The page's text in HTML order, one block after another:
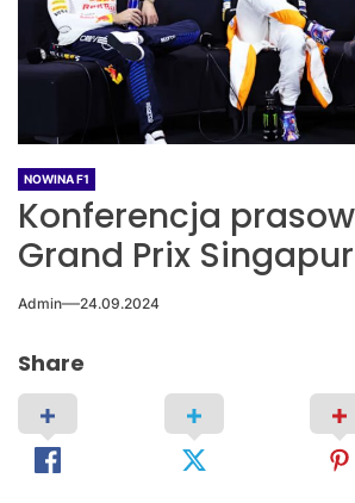
NOWINA F1
Konferencja
Grand Prix
Admin 24.09.2024
Share